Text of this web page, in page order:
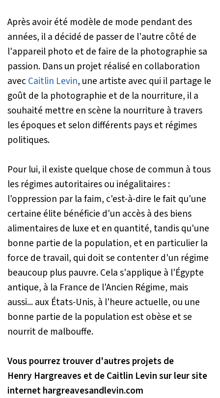
Après avoir été modèle de mode pendant des
années, il a décidé de passer de l'autre côté de
l'appareil photo et de faire de la photographie sa
passion. Dans un projet réalisé en collaboration
avecCaitlin Levin, une artiste avec qui il partage le
goût de la photographie et de la nourriture, il a
souhaité mettre en scène la nourriture à travers
les époques et selon différents pays et régimes
politiques.
Pour lui, il existe quelque chose de commun à tous
les régimes autoritaires ou inégalitaires :
l'oppression par la faim, c'est-à-dire le fait qu'une
certaine élite bénéficie d'un accès à des biens
alimentaires de luxe et en quantité, tandis qu'une
bonne partie de la population, et en particulier la
force de travail, qui doit se contenter d'un régime
beaucoup plus pauvre. Cela s'applique à l'Égypte
antique, à la France de l'Ancien Régime, mais
aussi... aux États-Unis, à l'heure actuelle, ou une
bonne partie de la population est obèse et se
nourrit de malbouffe.
Vous pourrez trouver d'autres projets de
Henry Hargreaves et de Caitlin Levin sur leur site
internet hargreavesandlevin.com